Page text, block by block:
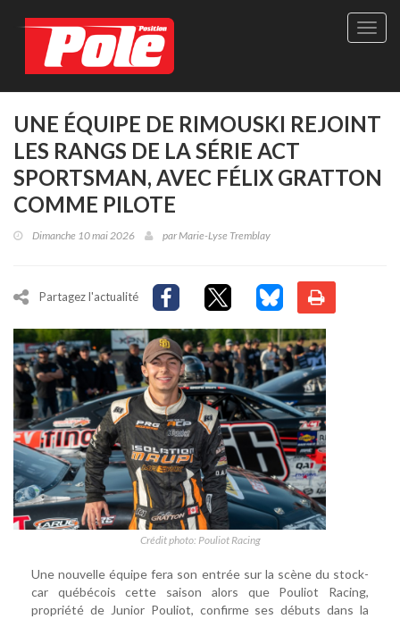
Site
seul
UNE ÉQUIPE DE RIMOUSKI REJOINT
LES RANGS DE LA SÉRIE ACT
SPORTSMAN, AVEC FÉLIX GRATTON
COMME PILOTE
Dimanche 10 mai 2026 parMarie-Lyse Tremblay
Partagez l'actualité
Crédit photo: Pouliot Racing
Une nouvelle équipe fera son entrée sur la scène du stock-
car québécois cette saison alors que Pouliot Racing,
propriété de Junior Pouliot, confirme ses débuts dans la